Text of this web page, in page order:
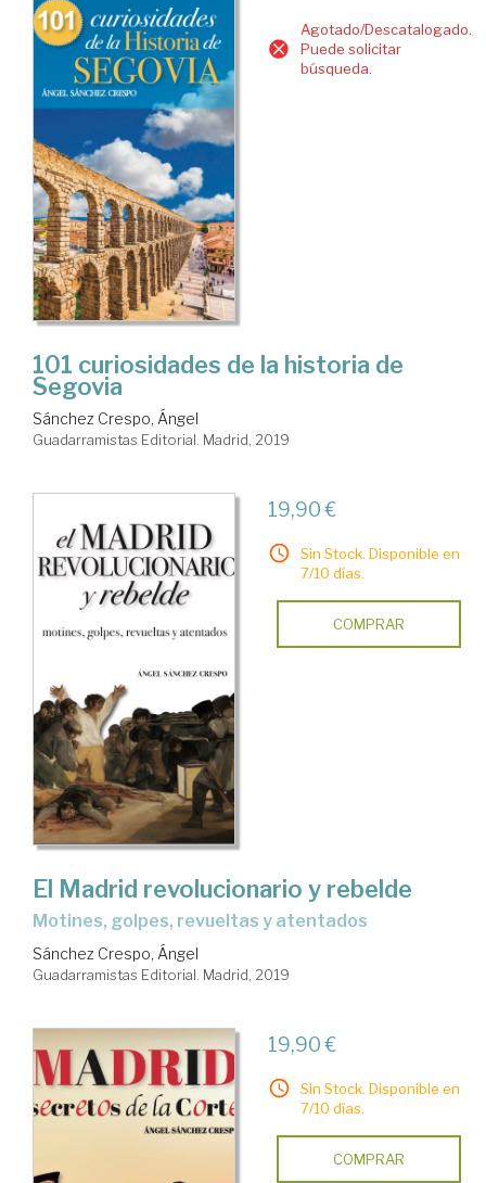
Agotado/Descatalogado.
Puede solicitar
búsqueda.
101 curiosidades de la historia de
Segovia
Sánchez Crespo, Ángel
Guadarramistas Editorial. Madrid, 2019
19,90 €
Sin Stock. Disponible en
7/10 días.
COMPRAR
El Madrid revolucionario y rebelde
motines, golpes, revueltas y atentados
Sánchez Crespo, Ángel
Guadarramistas Editorial. Madrid, 2019
19,90 €
Sin Stock. Disponible en
7/10 días.
COMPRAR